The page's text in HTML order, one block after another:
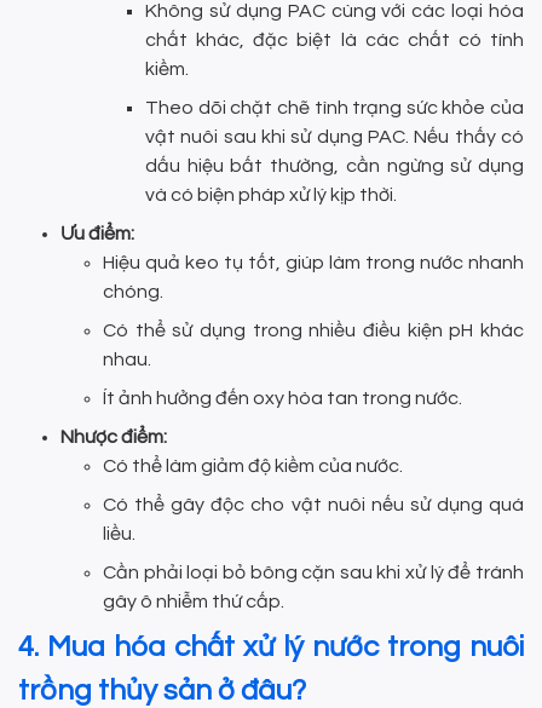
Không sử dụng PAC cùng với các loại hóa
chất khác, đặc biệt là các chất có tính
kiềm.
Theo dõi chặt chẽ tình trạng sức khỏe của
vật nuôi sau khi sử dụng PAC. Nếu thấy có
dấu hiệu bất thường, cần ngừng sử dụng
và có biện pháp xử lý kịp thời.
Ưu điểm:
Hiệu quả keo tụ tốt, giúp làm trong nước nhanh
chóng.
Có thể sử dụng trong nhiều điều kiện pH khác
nhau.
Ít ảnh hưởng đến oxy hòa tan trong nước.
Nhược điểm:
Có thể làm giảm độ kiềm của nước.
Có thể gây độc cho vật nuôi nếu sử dụng quá
liều.
Cần phải loại bỏ bông cặn sau khi xử lý để tránh
gây ô nhiễm thứ cấp.
4. Mua hóa chất xử lý nước trong nuôi
trồng thủy sản ở đâu?